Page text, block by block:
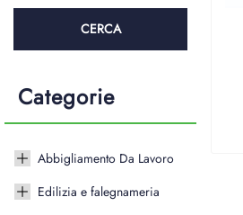
Categorie
Abbigliamento Da Lavoro
Edilizia e falegnameria